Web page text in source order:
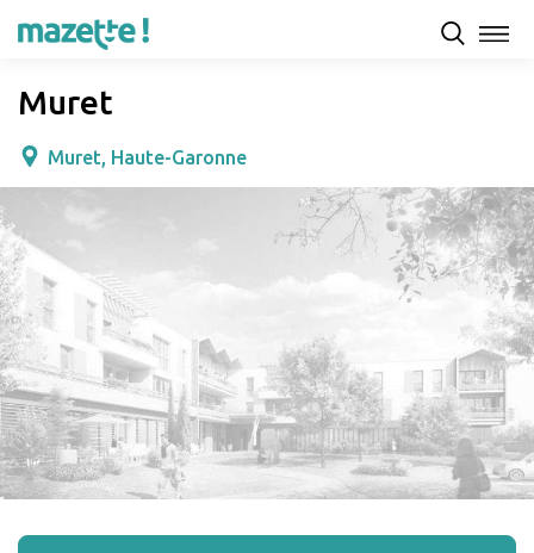
Muret
Muret, Haute-Garonne